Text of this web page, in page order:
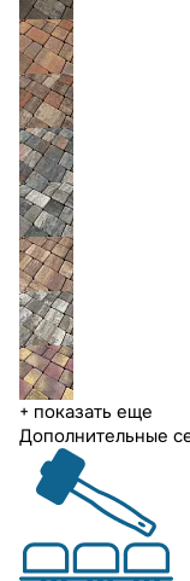
+ показать еще
Дополнительные